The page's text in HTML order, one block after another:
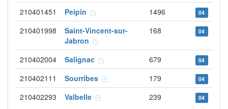
210401451 Peipin 1496 04
210401998
Saint-Vincent-sur-
Jabron
168 04
210402004 Salignac 679 04
210402111 Sourribes 179 04
210402293 Valbelle 239 04